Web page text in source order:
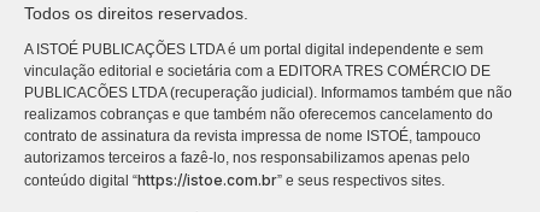
Todos os direitos reservados.
A ISTOÉ PUBLICAÇÕES LTDA é um portal digital independente e sem
vinculação editorial e societária com a EDITORA TRES COMÉRCIO DE
PUBLICACÕES LTDA (recuperação judicial). Informamos também que não
realizamos cobranças e que também não oferecemos cancelamento do
contrato de assinatura da revista impressa de nome ISTOÉ, tampouco
autorizamos terceiros a fazê-lo, nos responsabilizamos apenas pelo
conteúdo digital “https://istoe.com.br” e seus respectivos sites.